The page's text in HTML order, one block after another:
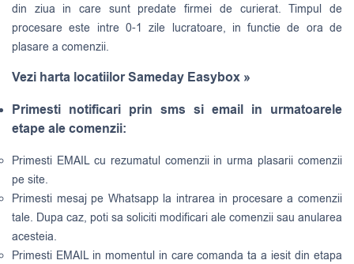
din ziua in care sunt predate firmei de curierat. Timpul de
procesare este intre 0-1 zile lucratoare, in functie de ora de
plasare a comenzii.
Vezi harta locatiilor Sameday Easybox »
Primesti notificari prin sms si email in urmatoarele
etape ale comenzii:
Primesti EMAIL cu rezumatul comenzii in urma plasarii comenzii
pe site.
Primesti mesaj pe Whatsapp la intrarea in procesare a comenzii
tale. Dupa caz, poti sa soliciti modificari ale comenzii sau anularea
acesteia.
Primesti EMAIL in momentul in care comanda ta a iesit din etapa